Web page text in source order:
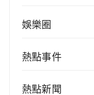
娛樂圈
熱點事件
熱點新聞